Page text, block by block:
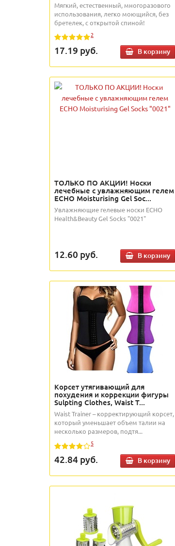
Мягкий, естественный, многоразового
использования, легко моющийся, без
бретелек, с открытой спиной!
2
17.19 руб. В корзину
ТОЛЬКО ПО АКЦИИ! Носки
лечебные с увлажняющим гелем
ECHO Moisturising Gel Soc...
Увлажняющие гелевые носки ECHO
Health&Beauty Gel Socks "0021"
12.60 руб. В корзину
Корсет утягивающий для
похудения и коррекции фигуры
Sulpting Clothes, Waist T...
Waist Trainer – корректирующий корсет,
который уменьшает объем талии на
несколько размеров, подтя...
5
42.84 руб. В корзину